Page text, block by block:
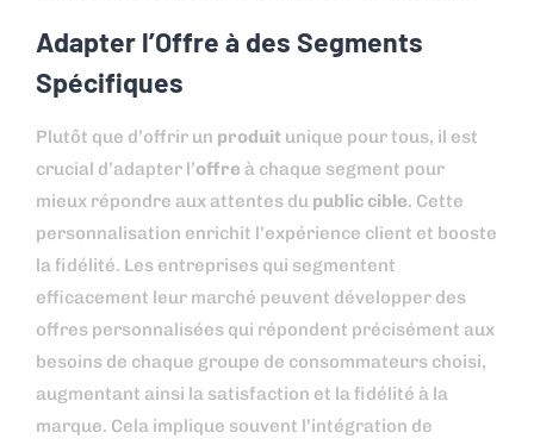
Adapter l’Offre à des Segments
Spécifiques
Plutôt que d’offrir un produit unique pour tous, il est
crucial d’adapter l’offre à chaque segment pour
mieux répondre aux attentes du public cible. Cette
personnalisation enrichit l’expérience client et booste
la fidélité. Les entreprises qui segmentent
efficacement leur marché peuvent développer des
offres personnalisées qui répondent précisément aux
besoins de chaque groupe de consommateurs choisi,
augmentant ainsi la satisfaction et la fidélité à la
marque. Cela implique souvent l’intégration de